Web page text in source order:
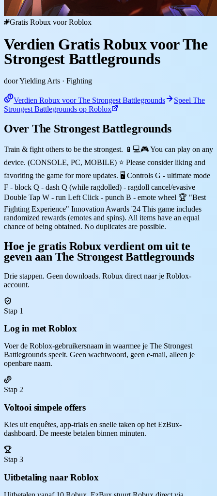
Gratis Robux voor Roblox
Verdien Gratis Robux voor The
Strongest Battlegrounds
door Yielding Arts · Fighting
Verdien Robux voor The Strongest Battlegrounds
Speel The
Strongest Battlegrounds op Roblox
Over The Strongest Battlegrounds
Train & fight others to be the strongest. 📱💻🎮 You can play on any
device. (CONSOLE, PC, MOBILE) ⭐ Please consider liking and
favoriting the game for more updates. 🖥️ Controls G - ultimate mode
F - block Q - dash Q (while ragdolled) - ragdoll cancel/evasive
Double Tap W - run Left Click - punch B - emote wheel 🏆 "Best
Fighting Experience" Innovation Awards '24 This game includes
randomized rewards (emotes and spins). All items have an equal
chance of being obtained. No duplicates are possible.
Hoe je gratis Robux verdient om uit te
geven aan The Strongest Battlegrounds
Drie stappen. Geen downloads. Robux direct naar je Roblox-
account.
Stap 1
Log in met Roblox
Voer de Roblox-gebruikersnaam in waarmee je The Strongest
Battlegrounds speelt. Geen wachtwoord, geen e-mail, alleen je
openbare naam.
Stap 2
Voltooi simpele offers
Kies uit enquêtes, app-trials en snelle taken op het EzBux-
dashboard. De meeste betalen binnen minuten.
Stap 3
Uitbetaling naar Roblox